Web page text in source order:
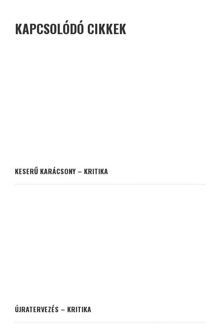
KAPCSOLÓDÓ CIKKEK
KESERŰ KARÁCSONY – KRITIKA
ÚJRATERVEZÉS – KRITIKA